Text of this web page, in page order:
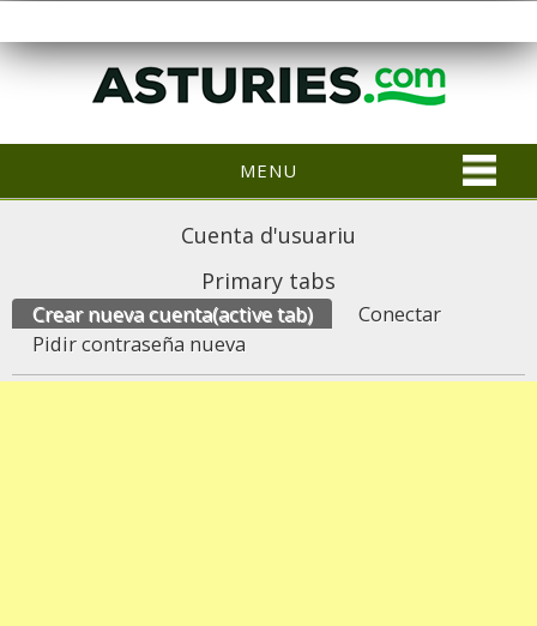
MENU
Cuenta d'usuariu
Primary tabs
Crear nueva cuenta(active tab)
Conectar
Pidir contraseña nueva